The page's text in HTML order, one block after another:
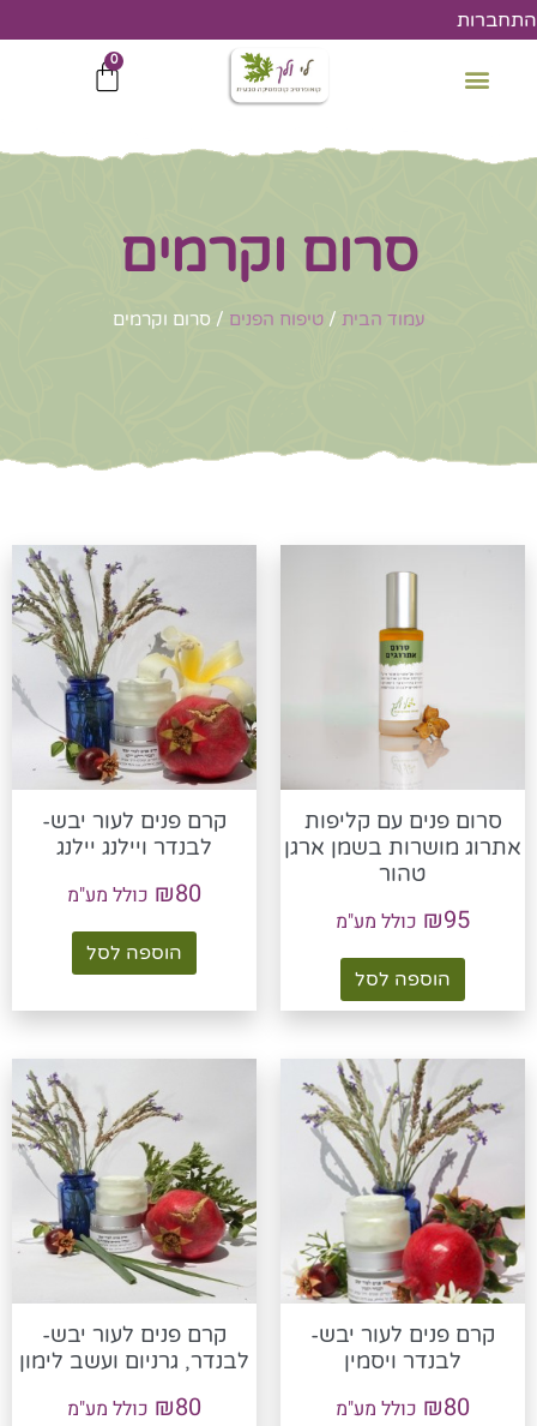
דילוג
לתוכן
התחברות
0
עגלת
סרום וקרמים
עמוד הבית /טיפוח הפנים / סרום וקרמים
סרום פנים עם קליפות
אתרוג מושרות בשמן ארגן
טהור
₪95 כולל מע"מ
הוספה לסל
קרם פנים לעור יבש-
לבנדר ויילנג יילנג
₪80 כולל מע"מ
הוספה לסל
קרם פנים לעור יבש-
לבנדר ויסמין
₪80 כולל מע"מ
קרם פנים לעור יבש-
לבנדר, גרניום ועשב לימון
₪80 כולל מע"מ